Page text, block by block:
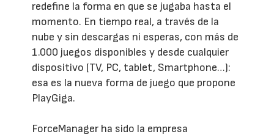
redefine la forma en que se jugaba hasta el
momento. En tiempo real, a través de la
nube y sin descargas ni esperas, con más de
1.000 juegos disponibles y desde cualquier
dispositivo (TV, PC, tablet, Smartphone…):
esa es la nueva forma de juego que propone
PlayGiga.
ForceManager ha sido la empresa